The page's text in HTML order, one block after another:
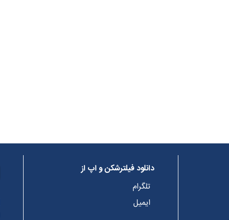
دانلود فیلترشکن و اپ از
تلگرام
ایمیل